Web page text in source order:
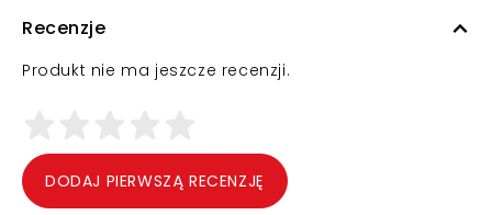
Recenzje
Produkt nie ma jeszcze recenzji.
DODAJ PIERWSZĄ RECENZJĘ